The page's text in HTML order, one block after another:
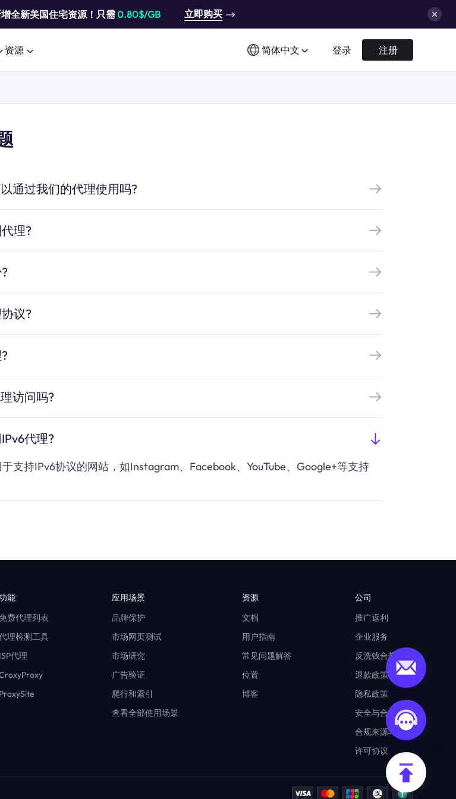
全新美国住宅资源！只需0.80$/GB 立即购买
资源 简体中文 登录 注册
通过我们的代理使用吗?
理?
议?
访问吗?
代理?
支持IPv6协议的网站，如Instagram、Facebook、YouTube、Google+等支持
能
免费代理列表
理检测工具
ISP代理
ProxySite
应用场景
品牌保护
市场网页测试
市场研究
广告验证
爬行和索引
查看全部使用场景
资源
文档
用户指南
常见问题解答
位置
博客
公司
推广返利
企业服务
反洗钱合规计划
退款政策
隐私政策
安全与合规
合规来源与使用
许可协议